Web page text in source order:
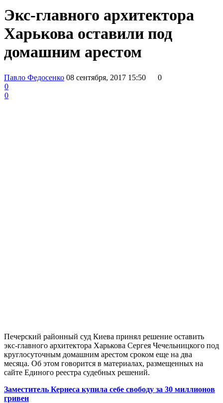
Экс-главного архитектора
Харькова оставили под
домашним арестом
Павло Федосенко 08 сентября, 2017 15:50
0
0
0
Печерский районный суд Киева принял решение оставить
экс-главного архитектора Харькова Сергея Чечельницкого под
круглосуточным домашним арестом сроком еще на два
месяца. Об этом говорится в материалах, размещенных на
сайте Единого реестра судебных решений.
Заместитель Кернеса купила себе свободу за 30 миллионов
гривен